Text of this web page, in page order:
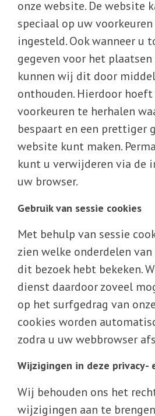
onze website. De website
speciaal op uw
ingesteld. Ook wanneer u
gegeven voor het
kunnen wij dit door
onthouden. Hierdoor
voorkeuren te herhalen
bespaart en een prettiger
website kunt maken.
kunt u verwijderen via de
uw browser.
Gebruik van sessie cookies
Met behulp van sessie
zien welke onderdelen
dit bezoek hebt bekeken.
dienst daardoor zoveel
op het surfgedrag van
cookies worden
zodra u uw webbrowser
Wijzigingen in deze privacy-
Wij behouden ons het
wijzigingen aan te